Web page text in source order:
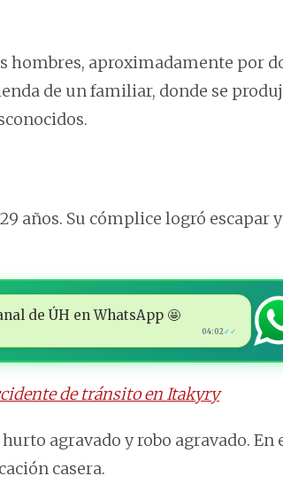
hombres, aproximadamente por
de un familiar, donde se
años. Su cómplice logró escapar
de ÚH en WhatsApp 🤩
04:02✓✓
de tránsito en Itakyry
agravado y robo agravado. En
casera.